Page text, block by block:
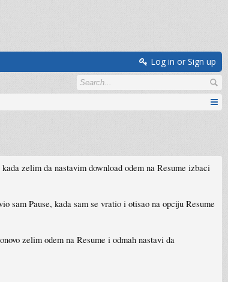
Log in or Sign up
zelim da nastavim download odem na Resume izbaci
sam Pause, kada sam se vratio i otisao na opciju Resume
zelim odem na Resume i odmah nastavi da